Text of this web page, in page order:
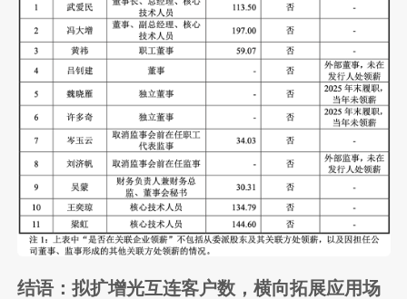
结语：拟扩增光互连客户数，横向拓展应用场